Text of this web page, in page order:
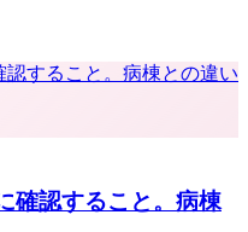
確認すること。病棟